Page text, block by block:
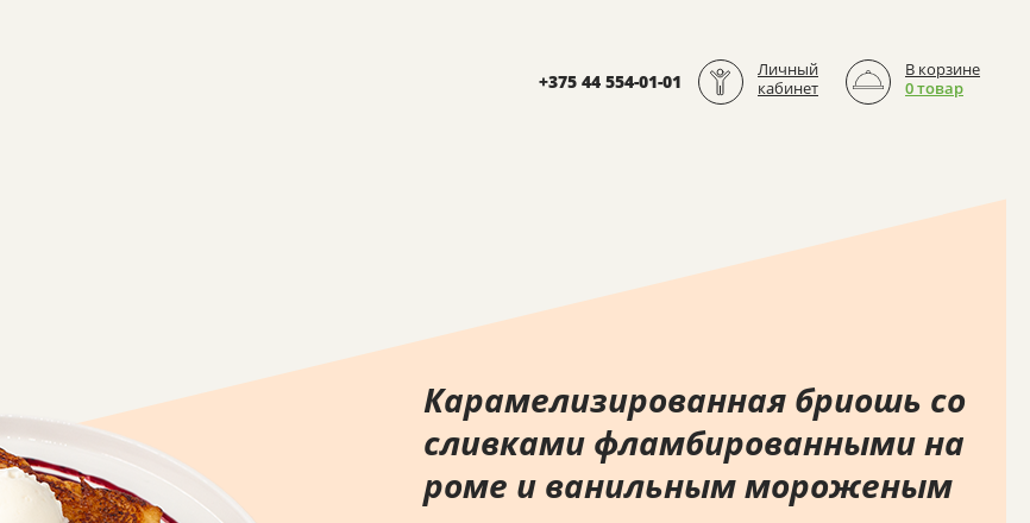
+375 44 554-01-01
Личный
кабинет
В корзине
0 товар
Карамелизированная бриошь со
сливками фламбированными на
роме и ванильным мороженым